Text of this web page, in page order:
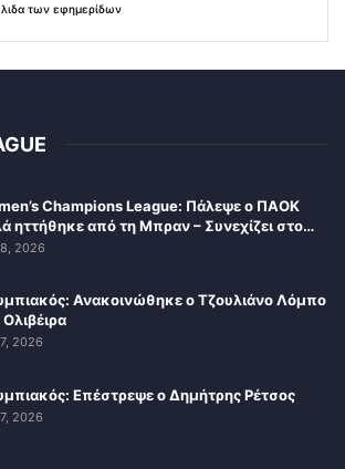
των εφημερίδων
Champions League: Πάλεψε ο ΠΑΟΚ
ηττήθηκε από τη Μπραν – Συνεχίζει στο…
2026
Ανακοινώθηκε ο Τζουλιάνο Λόμπο
Ολιβέιρα
2026
Επέστρεψε ο Δημήτρης Ρέτσος
2026